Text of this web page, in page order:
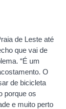
de Leste até
que vai de
“É um
O
de bicicleta
porque os
e muito perto